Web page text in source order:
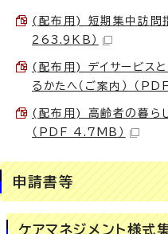
(配布用) 短期集中訪問
263.9KB）
(配布用) デイサービス
るかたへ（ご案内） （
(配布用) 高齢者の暮らし
（PDF 4.7MB）
申請書等
ケアマネジメント様式